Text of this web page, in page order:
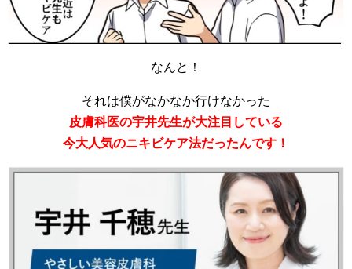
なんと！
それは僕がなかなか行けなかった
皮膚科医の宇井先生が大注目している
今大人気のニキビケア法だったんです！